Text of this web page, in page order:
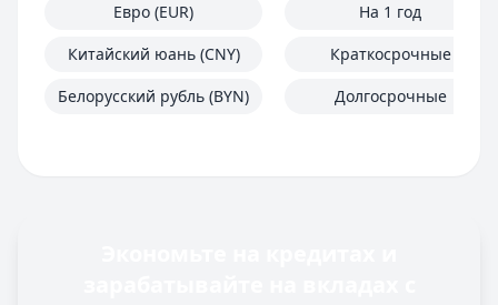
Евро (EUR)
Китайский юань (CNY)
Белорусский рубль (BYN)
На 1 год
Краткосрочные
Долгосрочные